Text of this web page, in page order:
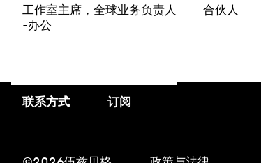
工作室主席，全球业务负责人
-办公
合伙人
联系方式 订阅